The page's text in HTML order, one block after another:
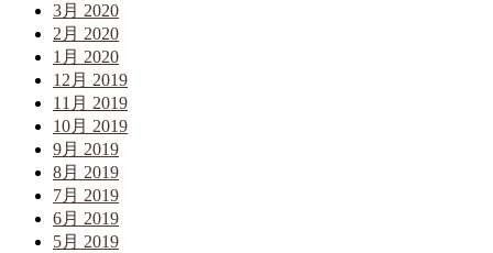
3月 2020
2月 2020
1月 2020
12月 2019
11月 2019
10月 2019
9月 2019
8月 2019
7月 2019
6月 2019
5月 2019